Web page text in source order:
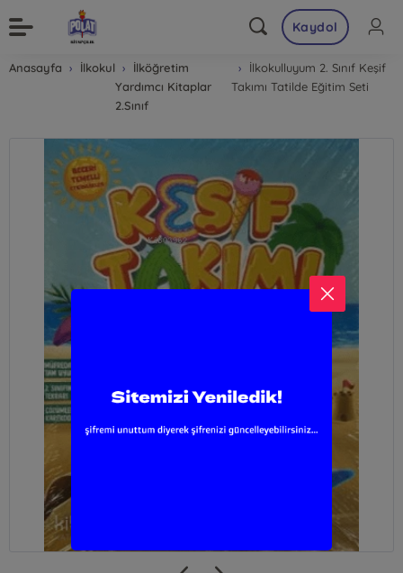
Kaydol
Anasayfa İlkokul
İlköğretim
Yardımcı Kitaplar
2.Sınıf
İlkokulluyum 2. Sınıf Keşif
Takımı Tatilde Eğitim Seti